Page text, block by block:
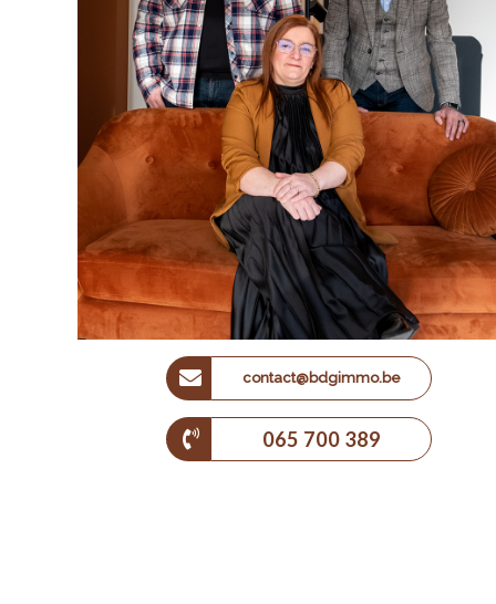
contact@bdgimmo.be
065 700 389